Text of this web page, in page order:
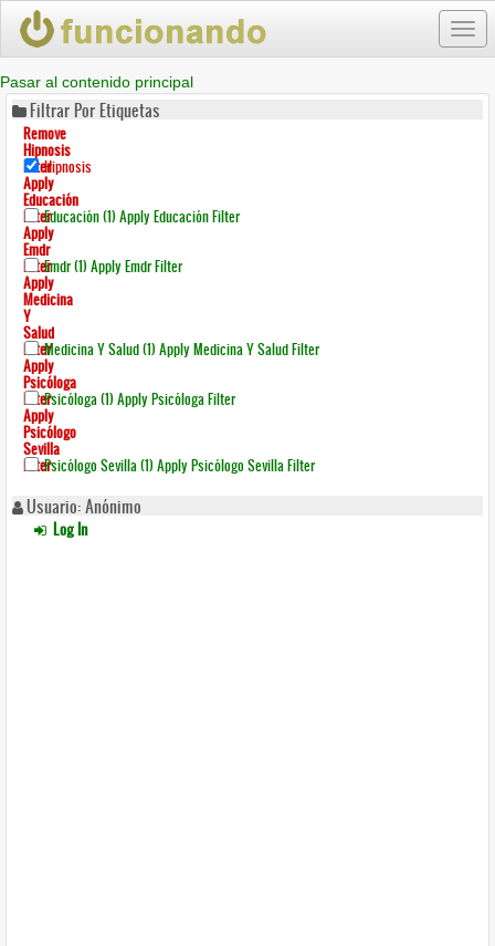
Pasar al contenido principal
Filtrar Por Etiquetas
Remove
Hipnosis
FilterHipnosis
Apply
Educación
FilterEducación (1) Apply Educación Filter
Apply
Emdr
FilterEmdr (1) Apply Emdr Filter
Apply
Medicina
Y
Salud
FilterMedicina Y Salud (1) Apply Medicina Y Salud Filter
Apply
Psicóloga
FilterPsicóloga (1) Apply Psicóloga Filter
Apply
Psicólogo
Sevilla
FilterPsicólogo Sevilla (1) Apply Psicólogo Sevilla Filter
Usuario: Anónimo
Log In